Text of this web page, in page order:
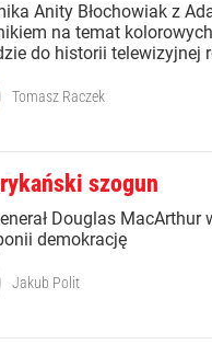
Anity Błochowiak z
na temat
do historii telewizyjnej
Tomasz Raczek
szogun
Douglas MacArthur
demokrację
Jakub Polit